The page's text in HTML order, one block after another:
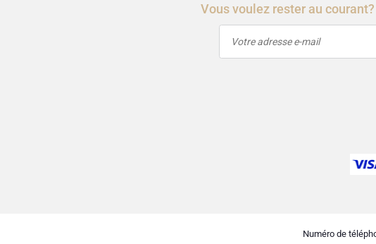
Vous voulez rester au courant?
Votre adresse e-mail
Numéro de